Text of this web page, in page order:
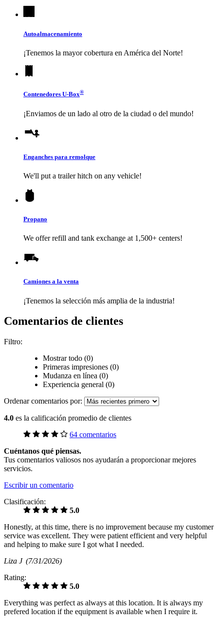
Autoalmacenamiento
¡Tenemos la mayor cobertura en América del Norte!
Contenedores U-Box®
¡Enviamos de un lado al otro de la ciudad o del mundo!
Enganches para remolque
We'll put a trailer hitch on any vehicle!
Propano
We offer refill and tank exchange at 1,500+ centers!
Camiones a la venta
¡Tenemos la selección más amplia de la industria!
Comentarios de clientes
Filtro:
Mostrar todo (0)
Primeras impresiones (0)
Mudanza en línea (0)
Experiencia general (0)
Ordenar comentarios por:
4.0 es la calificación promedio de clientes
64 comentarios
Cuéntanos qué piensas.
Tus comentarios valiosos nos ayudarán a proporcionar mejores
servicios.
Escribir un comentario
Clasificación:
5.0
Honestly, at this time, there is no improvement because my customer
service was excellent. They were patient efficient and very helpful
and helping to make sure I got what I needed.
Liza J (7/31/2026)
Rating:
5.0
Everything was perfect as always at this location. It is always my
prefered location if the equipment is available when I require it.